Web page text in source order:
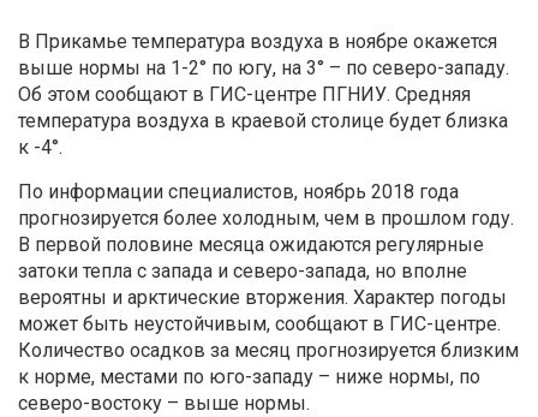
В Прикамье температура воздуха в ноябре окажется
выше нормы на 1-2° по югу, на 3° – по северо-западу.
Об этом сообщают в ГИС-центре ПГНИУ. Средняя
температура воздуха в краевой столице будет близка
к -4°.
По информации специалистов, ноябрь 2018 года
прогнозируется более холодным, чем в прошлом году.
В первой половине месяца ожидаются регулярные
затоки тепла с запада и северо-запада, но вполне
вероятны и арктические вторжения. Характер погоды
может быть неустойчивым, сообщают в ГИС-центре.
Количество осадков за месяц прогнозируется близким
к норме, местами по юго-западу – ниже нормы, по
северо-востоку – выше нормы.